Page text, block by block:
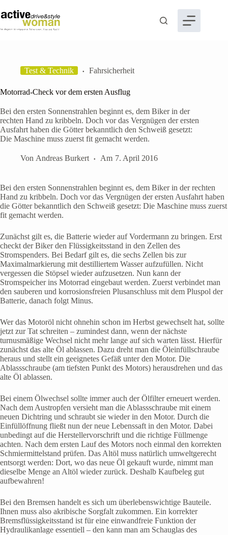
Inhalt
springen
Test & Technik Fahrsicherheit
Motorrad-Check vor dem ersten Ausflug
Bei den ersten Sonnenstrahlen beginnt es, dem Biker in der
rechten Hand zu kribbeln. Doch vor das Vergnügen der ersten
Ausfahrt haben die Götter bekanntlich den Schweiß gesetzt:
Die Maschine muss zuerst fit gemacht werden.
Von Andreas Burkert Am 7. April 2016
Bei den ersten Sonnenstrahlen beginnt es, dem Biker in der rechten
Hand zu kribbeln. Doch vor das Vergnügen der ersten Ausfahrt haben
die Götter bekanntlich den Schweiß gesetzt: Die Maschine muss zuerst
fit gemacht werden.
Zunächst gilt es, die Batterie wieder auf Vordermann zu bringen. Erst
checkt der Biker den Flüssigkeitsstand in den Zellen des
Stromspenders. Bei Bedarf gilt es, die sechs Zellen bis zur
Maximalmarkierung mit destilliertem Wasser aufzufüllen. Nicht
vergessen die Stöpsel wieder aufzusetzen. Nun kann der
Stromspeicher ins Motorrad eingebaut werden. Zuerst verbindet man
den sauberen und korrosionsfreien Plusanschluss mit dem Pluspol der
Batterie, danach folgt Minus.
Wer das Motoröl nicht ohnehin schon im Herbst gewechselt hat, sollte
jetzt zur Tat schreiten – zumindest dann, wenn der nächste
turnusmäßige Wechsel nicht mehr lange auf sich warten lässt. Hierfür
zunächst das alte Öl ablassen. Dazu dreht man die Öleinfüllschraube
heraus und stellt ein geeignetes Gefäß unter den Motor. Die
Ablassschraube (am tiefsten Punkt des Motors) herausdrehen und das
alte Öl ablassen.
Bei einem Ölwechsel sollte immer auch der Ölfilter erneuert werden.
Nach dem Austropfen versieht man die Ablassschraube mit einem
neuen Dichtring und schraubt sie wieder in den Motor. Durch die
Einfüllöffnung fließt nun der neue Lebenssaft in den Motor. Dabei
unbedingt auf die Herstellervorschrift und die richtige Füllmenge
achten. Nach dem ersten Lauf des Motors noch einmal den korrekten
Schmiermittelstand prüfen. Das Altöl muss natürlich umweltgerecht
entsorgt werden: Dort, wo das neue Öl gekauft wurde, nimmt man
dieselbe Menge an Altöl wieder zurück. Deshalb Kaufbeleg gut
aufbewahren!
Bei den Bremsen handelt es sich um überlebenswichtige Bauteile.
Ihnen muss also akribische Sorgfalt zukommen. Ein korrekter
Bremsflüssigkeitsstand ist für eine einwandfreie Funktion der
Hydraulikanlage essentiell – den kann man am Schauglas des